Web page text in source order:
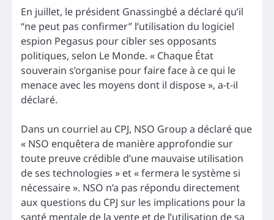
En juillet, le président Gnassingbé a déclaré qu’il
“ne peut pas confirmer” l’utilisation du logiciel
espion Pegasus pour cibler ses opposants
politiques, selon Le Monde. « Chaque État
souverain s’organise pour faire face à ce qui le
menace avec les moyens dont il dispose », a-t-il
déclaré.
Dans un courriel au CPJ, NSO Group a déclaré que
« NSO enquêtera de manière approfondie sur
toute preuve crédible d’une mauvaise utilisation
de ses technologies » et « fermera le système si
nécessaire ». NSO n’a pas répondu directement
aux questions du CPJ sur les implications pour la
santé mentale de la vente et de l’utilisation de sa